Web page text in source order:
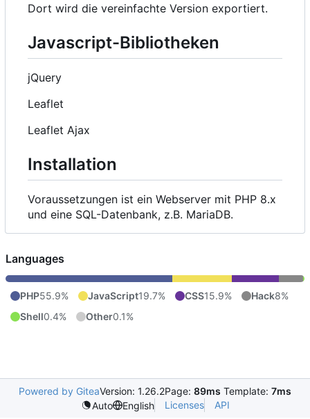
Dort wird die vereinfachte Version exportiert.
Javascript-Bibliotheken
jQuery
Leaflet
Leaflet Ajax
Installation
Voraussetzungen ist ein Webserver mit PHP 8.x
und eine SQL-Datenbank, z.B. MariaDB.
Languages
PHP55.9% JavaScript19.7% CSS15.9% Hack8%
Shell0.4% Other0.1%
Powered by GiteaVersion: 1.26.2Page: 89ms Template: 7ms
Auto
English Licenses API